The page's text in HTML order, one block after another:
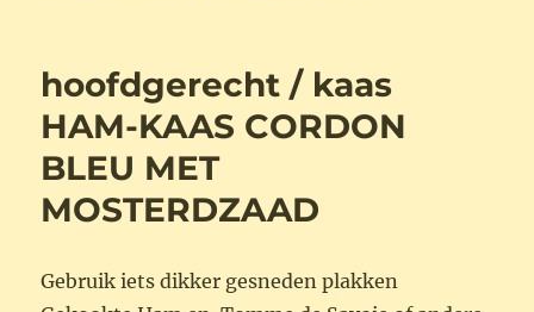
hoofdgerecht / kaas
HAM-KAAS CORDON
BLEU MET
MOSTERDZAAD
Gebruik iets dikker gesneden plakken